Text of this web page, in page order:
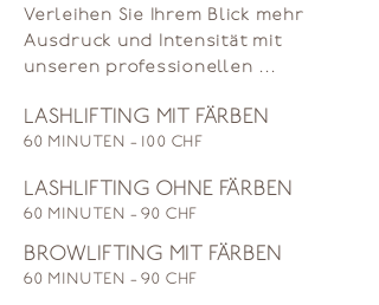
Verleihen Sie Ihrem Blick mehr
Ausdruck und Intensität mit
unseren professionellen
Augenbrauen!
Wimpernlifting werden Ihre
natürlichen Wimpern sanft
angehoben und optisch verlängert
- für einen wunderschönen
LASHLIFTING MIT FÄRBEN
60 MINUTEN - 100 CHF
LASHLIFTING OHNE FÄRBEN
60 MINUTEN - 90 CHF
BROWLIFTING MIT FÄRBEN
60 MINUTEN - 90 CHF